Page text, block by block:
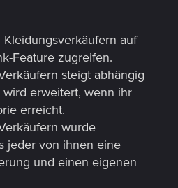
auf
Feature zugreifen.
steigt abhängig
erweitert, wenn ihr
erreicht.
wurde
jeder von ihnen eine
und einen eigenen